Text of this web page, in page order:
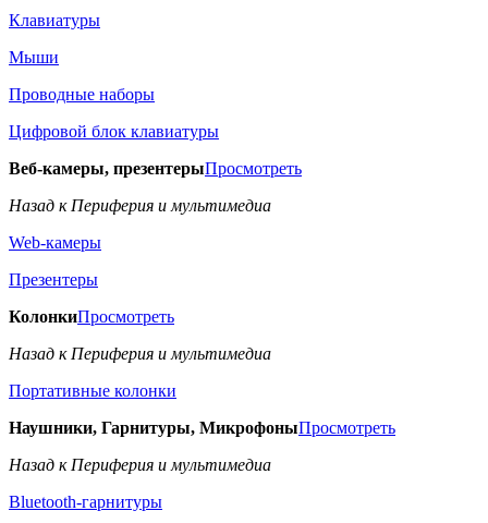
Клавиатуры
Мыши
Проводные наборы
Цифровой блок клавиатуры
Веб-камеры, презентерыПросмотреть
Назад к Периферия и мультимедиа
Web-камеры
Презентеры
КолонкиПросмотреть
Назад к Периферия и мультимедиа
Портативные колонки
Наушники, Гарнитуры, МикрофоныПросмотреть
Назад к Периферия и мультимедиа
Bluetooth-гарнитуры